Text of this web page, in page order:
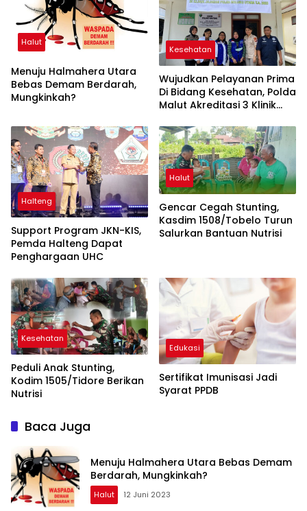
Halut
Menuju Halmahera Utara
Bebas Demam Berdarah,
Mungkinkah?
Kesehatan
Wujudkan Pelayanan Prima
Di Bidang Kesehatan, Polda
Malut Akreditasi 3 Klinik
Halteng
Support Program JKN-KIS,
Pemda Halteng Dapat
Penghargaan UHC
Halut
Gencar Cegah Stunting,
Kasdim 1508/Tobelo Turun
Salurkan Bantuan Nutrisi
Kesehatan
Peduli Anak Stunting,
Kodim 1505/Tidore Berikan
Nutrisi
Edukasi
Sertifikat Imunisasi Jadi
Syarat PPDB
Baca Juga
Menuju Halmahera Utara Bebas Demam
Berdarah, Mungkinkah?
Halut 12 Juni 2023